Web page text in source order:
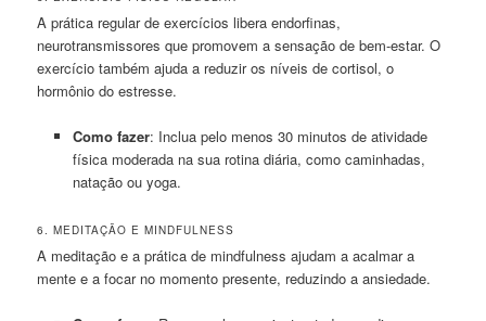
A prática regular de exercícios libera endorfinas,
neurotransmissores que promovem a sensação de bem-estar. O
exercício também ajuda a reduzir os níveis de cortisol, o
hormônio do estresse.
Como fazer: Inclua pelo menos 30 minutos de atividade
física moderada na sua rotina diária, como caminhadas,
natação ou yoga.
6. MEDITAÇÃO E MINDFULNESS
A meditação e a prática de mindfulness ajudam a acalmar a
mente e a focar no momento presente, reduzindo a ansiedade.